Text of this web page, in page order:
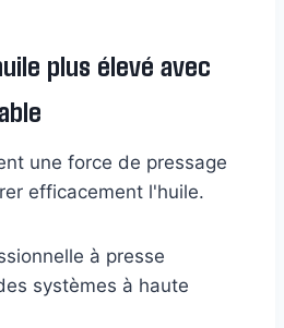
plus élevé avec
une force de pressage
efficacement l'huile.
à presse
systèmes à haute